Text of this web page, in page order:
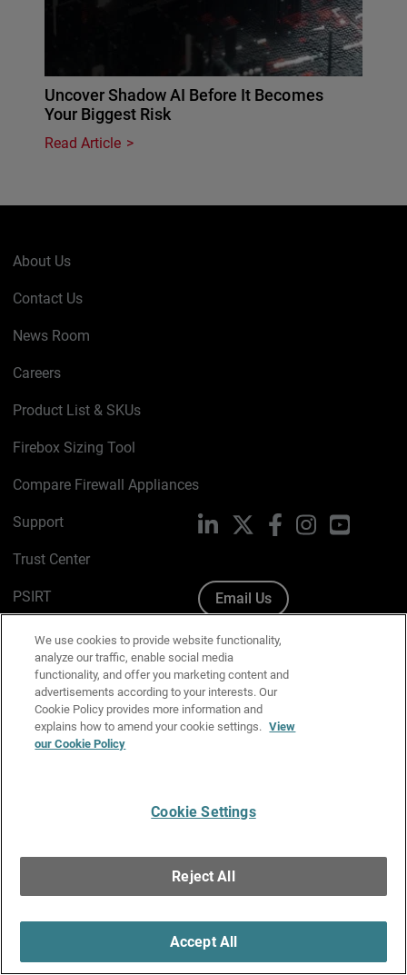
Uncover Shadow AI Before It Becomes
Your Biggest Risk
Read Article
About Us
Contact Us
News Room
Careers
Product List & SKUs
Firebox Sizing Tool
Compare Firewall Appliances
Support
Trust Center
PSIRT
Cookie Policy
Privacy Policy
Media & Brand Kit
Manage Email Preferences
LinkedIn FacebookInstagramYouTube
Email Us
Copyright © 1996-2026 WatchGuard Technologies, Inc. All
Rights Reserved.
We use cookies to provide website functionality,
analyze our traffic, enable social media
functionality, and offer you marketing content and
advertisements according to your interests. Our
Cookie Policy provides more information and
explains how to amend your cookie settings. View
our Cookie Policy
Cookie Settings
Reject All
Accept All